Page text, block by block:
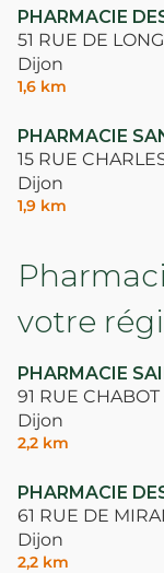
PHARMACIE
51 RUE DE
Dijon
1,6 km
PHARMACIE
15 RUE
Dijon
1,9 km
votre
PHARMACIE
91 RUE
Dijon
2,2 km
PHARMACIE
61 RUE DE
Dijon
2,2 km